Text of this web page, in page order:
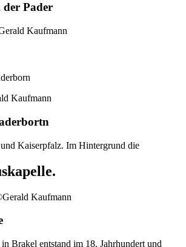
der Pader
Kaiserpfalz. Im Hintergrund die
Brakel entstand im 18. Jahrhundert und